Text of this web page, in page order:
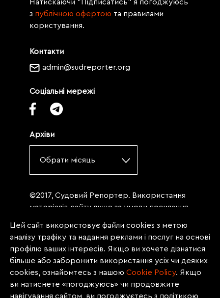
Контакти
admin@sudreporter.org
Соціальні мережі
Архіви
Обрати місяць
Натискаючи "Підписатись" я погоджуюсь
з публічною офертою та правилами
користування.
©2017, Судовий Репортер. Використання
матеріалів сайту лише за умови посилання
«Судовий репортер» не нижче третього
абзацу. Матеріали, щодо яких міститься
заборона на повну републікацію
(передрук, копіювання, відтворення або
інше використання), заборонено
передруковувати без згоди редакції.
Цей сайт використовує файли cookies з метою
аналізу трафіку та надання реклами і послуг на основі
профілю ваших інтересів. Якщо ви хочете дізнатися
більше або заборонити використання усіх чи деяких
cookies, ознайомтесь з нашою Сookie Policy. Якщо
ви натиснете «погоджуюсь» чи продовжите
навігування сайтом, ви погоджуєтесь з політикою